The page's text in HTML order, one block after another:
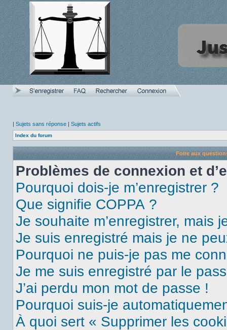
| Sujets sans réponse | Sujets actifs
Index du forum
Foire aux
Problèmes de connexion et
Pourquoi dois-je m’enregistrer ?
Que signifie COPPA ?
Je souhaite m’enregistrer, mais
Je suis enregistré mais je ne
Pourquoi ne puis-je pas me
Je me suis enregistré par le
J’ai perdu mon mot de passe !
Pourquoi suis-je
À quoi sert « Supprimer les